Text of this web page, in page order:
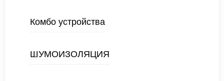
Комбо устройства
ШУМОИЗОЛЯЦИЯ